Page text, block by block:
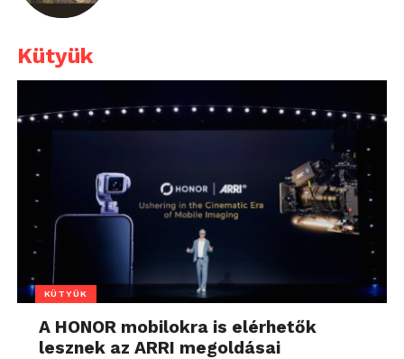
Kütyük
KÜTYÜK
A HONOR mobilokra is elérhetők
lesznek az ARRI megoldásai